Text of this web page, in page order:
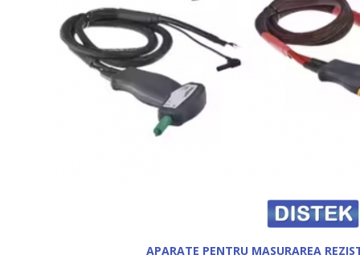
APARATE PENTRU MASURAREA